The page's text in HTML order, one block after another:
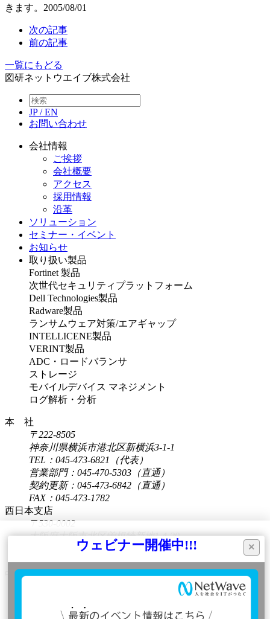
きます。2005/08/01
次の記事
前の記事
一覧にもどる
図研ネットウエイブ株式会社
JP/EN
お問い合わせ
会社情報
ご挨拶
会社概要
アクセス
採用情報
沿革
ソリューション
セミナー・イベント
お知らせ
取り扱い製品
Fortinet 製品
次世代セキュリティプラットフォーム
Dell Technologies製品
Radware製品
ランサムウェア対策/エアギャップ
INTELLICENE製品
VERINT製品
ADC・ロードバランサ
ストレージ
モバイルデバイス マネジメント
ログ解析・分析
本 社
〒222-8505
神奈川県横浜市港北区新横浜3-1-1
TEL：045-473-6821（代表）
営業部門：045-470-5303（直通）
契約更新：045-473-6842（直通）
FAX：045-473-1782
西日本支店
〒530-0002
大阪府大阪市北区曽根崎新地1-4-20
桜橋IMビル8F
TEL：06-6450-0860
中日本営業所
ORE錦二丁目ビル6F
本サイトはユーザーエクスペリエンスの向上
などを目的に、Cookieを使用しています。
右記のバナーで「同意する」をクリックす
×
ウェビナー開催中!!!